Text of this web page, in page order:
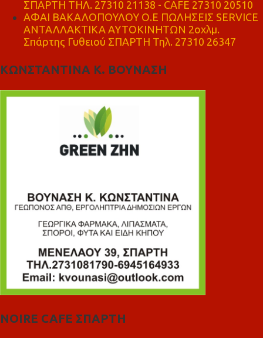
ΣΠΑΡΤΗ ΤΗΛ. 27310 21138 - CAFE 27310 20510
ΑΦΑΙ ΒΑΚΑΛΟΠΟΥΛΟΥ Ο.Ε ΠΩΛΗΣΕΙΣ SERVICE
ΑΝΤΑΛΛΑΚΤΙΚΑ ΑΥΤΟΚΙΝΗΤΩΝ 2οχλμ.
Σπάρτης Γυθειού ΣΠΑΡΤΗ Τηλ. 27310 26347
ΚΩΝΣΤΑΝΤΙΝΑ Κ. ΒΟΥΝΑΣΗ
NOIRE CAFE ΣΠΑΡΤΗ